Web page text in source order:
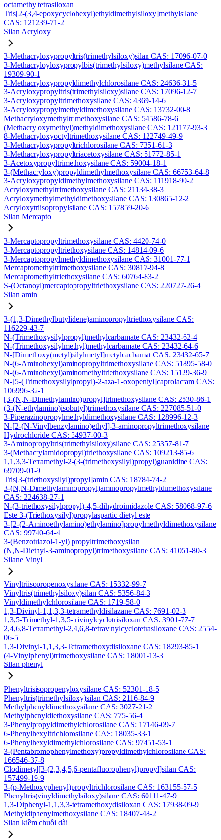
octamethyltetrasiloxan
Tris[2-(3,4-epoxycyclohexyl)ethyldimethylsiloxy]methylsilane
CAS: 121239-71-2
Silan Acryloxy
3-Methacryloxypropyltris(trimethylsiloxy)silan CAS: 17096-07-0
3-Methacryloyloxypropylbis(trimethylsiloxy)methylsilane CAS:
19309-90-1
3-Methacryloxypropyldimethylchlorosilane CAS: 24636-31-5
3-Acryloxypropyltris(trimethylsiloxy)silane CAS: 17096-12-7
3-Acryloxypropyltrimethoxysilane CAS: 4369-14-6
3-Acryloxypropylmethyldimethoxysilane CAS: 13732-00-8
Methacryloxymethyltrimethoxysilane CAS: 54586-78-6
(Methacryloxymethyl)methyldimethoxysilane CAS: 121177-93-3
8-Methacryloxyoctyltrimethoxysilane CAS: 122749-49-9
3-Methacryloxypropyltrichlorosilane CAS: 7351-61-3
3-Methacryloxypropyltriacetoxysilane CAS: 51772-85-1
3-Acetoxypropyltrimethoxysilane CAS: 59004-18-1
3-(Methacryloxy)propyldimethylmethoxysilane CAS: 66753-64-8
3-Acryloxypropyldimethylmethoxysilane CAS: 111918-90-2
Acryloxymethyltrimethoxysilane CAS: 21134-38-3
Acryloxymethylmethyldimethoxysilane CAS: 130865-12-2
Acryloxytriisopropylsilane CAS: 157859-20-6
Silan Mercapto
3-Mercaptopropyltrimethoxysilane CAS: 4420-74-0
3-Mercaptopropyltriethoxysilane CAS: 14814-09-6
3-Mercaptopropylmethyldimethoxysilane CAS: 31001-77-1
Mercaptomethyltrimethoxysilane CAS: 30817-94-8
Mercaptomethyltriethoxysilane CAS: 60764-83-2
S-(Octanoyl)mercaptopropyltriethoxysilane CAS: 220727-26-4
Silan amin
3-(1,3-Dimethylbutylidene)aminopropyltriethoxysilane CAS:
116229-43-7
N-(Trimethoxysilylpropyl)methylcarbamate CAS: 23432-62-4
N-(Trimethoxysilylmethyl)methylcarbamate CAS: 23432-64-6
N-[Dimethoxy(metyl)silylmetyl]metylcacbamat CAS: 23432-65-7
N-(6-Aminohexyl)aminopropyltrimethoxysilane CAS: 51895-58-0
N-(6-Aminohexyl)aminomethyltriethoxysilane CAS: 15129-36-9
N-[5-(Trimethoxysilylpropyl)-2-aza-1-oxopentyl]caprolactam CAS:
106996-32-1
[3-(N,N-Dimethylamino)propyl]trimethoxysilane CAS: 2530-86-1
(3-(N-ethylamino)isobutyl)trimethoxysilane CAS: 227085-51-0
3-Piperazinopropylmethyldimethoxysilane CAS: 128996-12-3
N-[2-(N-Vinylbenzylamino)ethyl]-3-aminopropyltrimethoxysilane
Hydrochloride CAS: 34937-00-3
3-Aminopropyltris(trimethylsiloxy)silane CAS: 25357-81-7
3-(Methacrylamidopropyl)triethoxysilane CAS: 109213-85-6
1,1,3,3-Tetramethyl-2-(3-(trimethoxysilyl)propyl)guanidine CAS:
69709-01-9
Tris[3-(triethoxysilyl)propyl]amin CAS: 18784-74-2
3-(N,N-Dimethylaminopropyl)aminopropylmethyldimethoxysilane
CAS: 224638-27-1
N-(3-triethoxysilylpropyl)-4,5-dihydroimidazole CAS: 58068-97-6
Este 3-(Triethoxysilyl)propylaspartic dietyl este
3-[2-(2-Aminoethylamino)ethylamino]propylmethyldimethoxysilane
CAS: 99740-64-4
3-(Benzotriazol-1-yl) propyltrimethoxysilan
(N,N-Diethyl-3-aminopropyl)trimethoxysilane CAS: 41051-80-3
Silane Vinyl
Vinyltriisopropenoxysilane CAS: 15332-99-7
Vinyltris(trimethylsiloxy)silan CAS: 5356-84-3
Vinyldimethylchlorosilane CAS: 1719-58-0
1,3-Divinyl-1,1,3,3-tetramethyldisilazane CAS: 7691-02-3
1,3,5-Trimethyl-1,3,5-trivinylcyclotrisiloxan CAS: 3901-77-7
2,4,6,8-Tetramethyl-2,4,6,8-tetravinylcyclotetrasiloxane CAS: 2554-
06-5
1,3-Divinyl-1,1,3,3-Tetramethoxydisiloxane CAS: 18293-85-1
(4-Vinylphenyl)trimethoxysilane CAS: 18001-13-3
Silan phenyl
Phenyltrisisopropenyloxysilane CAS: 52301-18-5
Phenyltris(trimethylsiloxy)silan CAS: 2116-84-9
Methylphenyldimethoxysilane CAS: 3027-21-2
Methylphenyldiethoxysilane CAS: 775-56-4
3-Phenylpropyldimethylchlorosilane CAS: 17146-09-7
6-Phenylhexyltrichlorosilane CAS: 18035-33-1
6-Phenylhexyldimethylchlorosilane CAS: 97451-53-1
3-(Pentabromophenylmethoxy)propyldimethylchlorosilane CAS:
166546-37-8
Clodimetyl[3-(2,3,4,5,6-pentafluorophenyl)propyl]silan CAS:
157499-19-9
3-(p-Methoxyphenyl)propyltrichlorosilane CAS: 163155-57-5
Phenyltris(vinyldimethylsiloxy)silane CAS: 60111-47-9
1,3-Diphenyl-1,1,3,3-tetramethoxydisiloxan CAS: 17938-09-9
Methyldiphenylmethoxysilane CAS: 18407-48-2
Silan kiềm chuỗi dài